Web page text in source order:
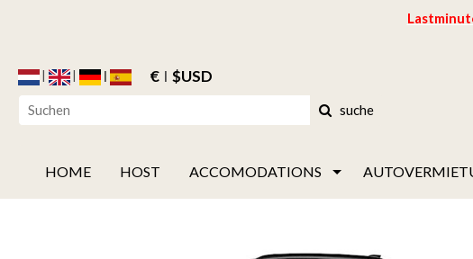
€ $USD
suche
HOME HOST ACCOMODATIONS